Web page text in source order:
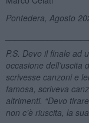
Pontedera, Agosto
P.S. Devo il finale ad
occasione dell’uscita
scrivesse canzoni e
famosa, scriveva
altrimenti. “Devo
non c’è riuscita , la